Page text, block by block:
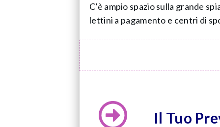
C’è ampio spazio sulla grande
lettini a pagamento e centri di
Il Tuo